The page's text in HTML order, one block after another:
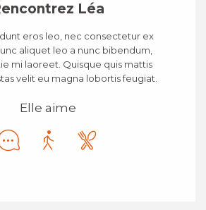
Léa
eros leo, nec consectetur ex
aliquet leo a nunc bibendum,
mi laoreet. Quisque quis mattis
velit eu magna lobortis feugiat.
Elle aime